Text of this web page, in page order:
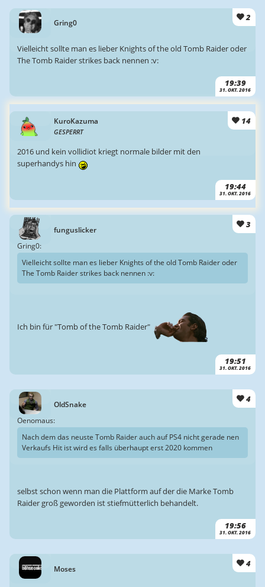
Gring0
2
19:39
31. OKT. 2016
Vielleicht sollte man es lieber Knights of the old Tomb Raider oder
The Tomb Raider strikes back nennen :v:
KuroKazuma
GESPERRT
14
19:44
31. OKT. 2016
2016 und kein vollidiot kriegt normale bilder mit den
superhandys hin
funguslicker
3
19:51
31. OKT. 2016
Gring0:
Vielleicht sollte man es lieber Knights of the old Tomb Raider oder
The Tomb Raider strikes back nennen :v:
Ich bin für "Tomb of the Tomb Raider"
OldSnake
4
19:56
31. OKT. 2016
Oenomaus:
Nach dem das neuste Tomb Raider auch auf PS4 nicht gerade nen
Verkaufs Hit ist wird es falls überhaupt erst 2020 kommen
selbst schon wenn man die Plattform auf der die Marke Tomb
Raider groß geworden ist stiefmütterlich behandelt.
Moses
4